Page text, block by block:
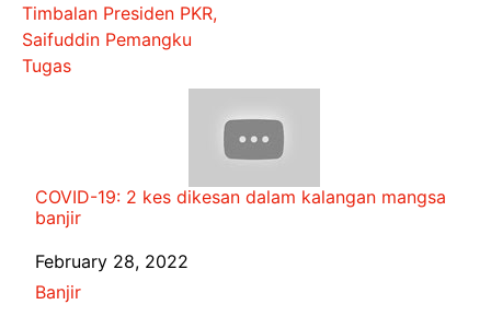
Timbalan Presiden PKR,
Saifuddin Pemangku
Tugas
COVID-19: 2 kes dikesan dalam kalangan mangsa
banjir
Date
February 28, 2022
In relation to
Banjir